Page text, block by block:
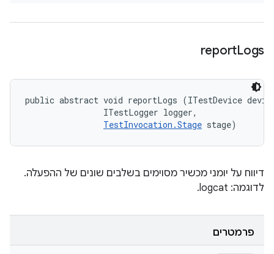
reportLogs
public abstract void reportLogs (ITestDevice
                ITestLogger logger,
TestInvocation.Stage stage)
דיווח על יומני מכשיר מסוימים בשלבים שונים של ההפעלה.
לדוגמה: logcat.
פרמטרים